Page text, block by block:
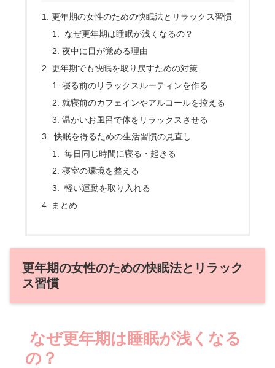
更年期の女性のための快眠法とリラックス習慣
なぜ更年期は睡眠が浅くなるの？
夜中に目が覚める理由
更年期でも快眠を取り戻すための対策
寝る前のリラックスルーティンを作る
就寝前のカフェインやアルコールを控える
温かいお風呂で体をリラックスさせる
快眠を得るための生活習慣の見直し
毎日同じ時間に寝る・起きる
寝室の環境を整える
軽い運動を取り入れる
まとめ
更年期の女性のための快眠法とリラック
ス習慣
なぜ更年期は睡眠が浅くなる
の？